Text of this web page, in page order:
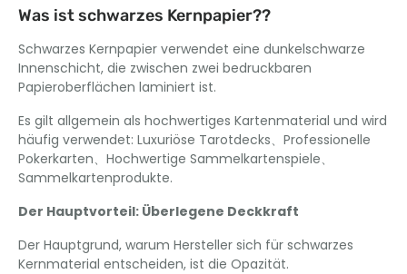
Was ist schwarzes Kernpapier??
Schwarzes Kernpapier verwendet eine dunkelschwarze
Innenschicht, die zwischen zwei bedruckbaren
Papieroberflächen laminiert ist.
Es gilt allgemein als hochwertiges Kartenmaterial und wird
häufig verwendet: Luxuriöse Tarotdecks、Professionelle
Pokerkarten、Hochwertige Sammelkartenspiele、
Sammelkartenprodukte.
Der Hauptvorteil: Überlegene Deckkraft
Der Hauptgrund, warum Hersteller sich für schwarzes
Kernmaterial entscheiden, ist die Opazität.